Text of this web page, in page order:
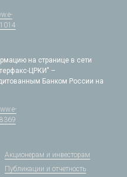
на странице в сети
ЦРКИ" –
Банком России на
Акционерам и инвесторам
Публикации и отчетность